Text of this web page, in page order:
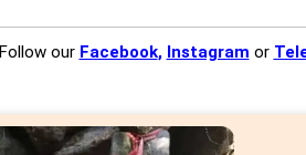
Follow our Facebook, Instagram or